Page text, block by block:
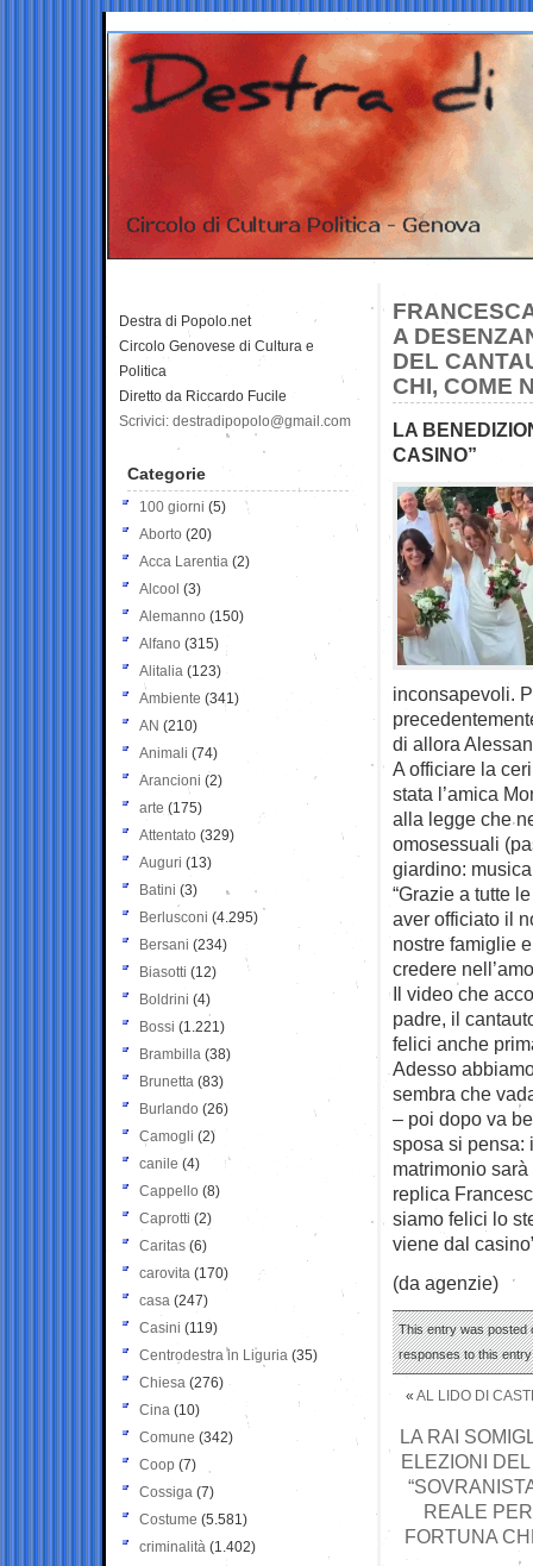
A
DEL
CHI, COME
LA
CASINO”
inconsapevoli.
di allora
A officiare la
stata l’amica
alla legge che
omosessuali
giardino:
“Grazie a tutte
aver officiato il
nostre famiglie
credere
Il video che
padre, il
felici anche
Adesso
sembra che
– poi dopo va
sposa si pensa:
matrimonio sarà
replica
siamo felici lo
viene dal
(da agenzie)
This entry was posted
responses to this
« AL LIDO DI
LA RAI
ELEZIONI
REALE
FORTUNA
Destra di Popolo.net
Circolo Genovese di Cultura e
Politica
Diretto da Riccardo Fucile
Scrivici: destradipopolo@gmail.com
Categorie
100 giorni (5)
Aborto (20)
Acca Larentia (2)
Alcool (3)
Alemanno (150)
Alfano (315)
Alitalia (123)
Ambiente (341)
AN (210)
Animali (74)
Arancioni (2)
arte (175)
Attentato (329)
Auguri (13)
Batini (3)
Berlusconi (4.295)
Bersani (234)
Biasotti (12)
Boldrini (4)
Bossi (1.221)
Brambilla (38)
Brunetta (83)
Burlando (26)
Camogli (2)
canile (4)
Cappello (8)
Caprotti (2)
Caritas (6)
carovita (170)
casa (247)
Casini (119)
Centrodestra in Liguria (35)
Chiesa (276)
Cina (10)
Comune (342)
Coop (7)
Cossiga (7)
Costume (5.581)
criminalità (1.402)